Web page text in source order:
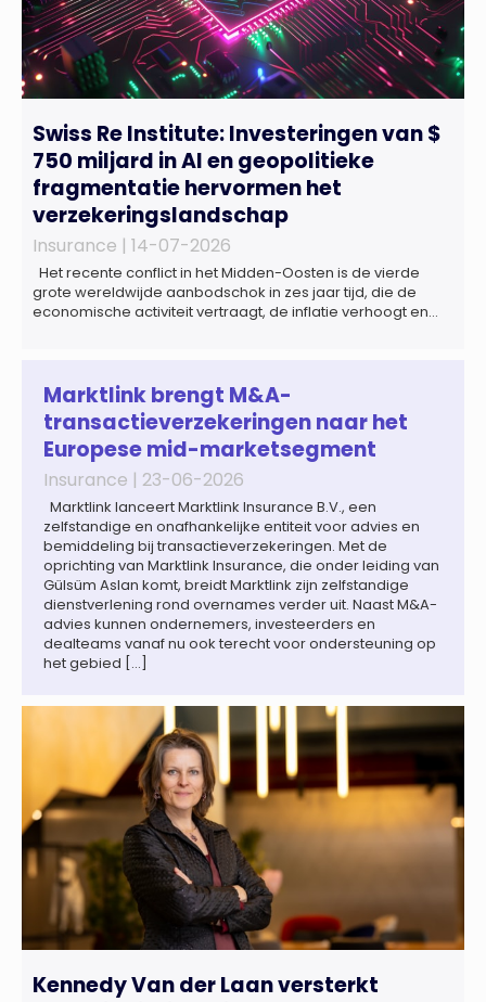
Swiss Re Institute: Investeringen van $
750 miljard in AI en geopolitieke
fragmentatie hervormen het
verzekeringslandschap
Insurance | 14-07-2026
Het recente conflict in het Midden-Oosten is de vierde
grote wereldwijde aanbodschok in zes jaar tijd, die de
economische activiteit vertraagt, de inflatie verhoogt en
wereldwijd naar verwachting afnemen tot 1,3% in reële
termen in […]
Marktlink brengt M&A-
transactieverzekeringen naar het
Europese mid-marketsegment
Insurance | 23-06-2026
Marktlink lanceert Marktlink Insurance B.V., een
zelfstandige en onafhankelijke entiteit voor advies en
bemiddeling bij transactieverzekeringen. Met de
oprichting van Marktlink Insurance, die onder leiding van
Gülsüm Aslan komt, breidt Marktlink zijn zelfstandige
dienstverlening rond overnames verder uit. Naast M&A-
advies kunnen ondernemers, investeerders en
dealteams vanaf nu ook terecht voor ondersteuning op
het gebied […]
Kennedy Van der Laan versterkt